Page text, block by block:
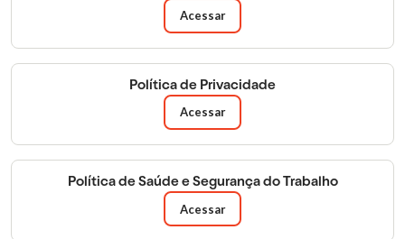
Acessar
Política de Privacidade
Acessar
Política de Saúde e Segurança do Trabalho
Acessar